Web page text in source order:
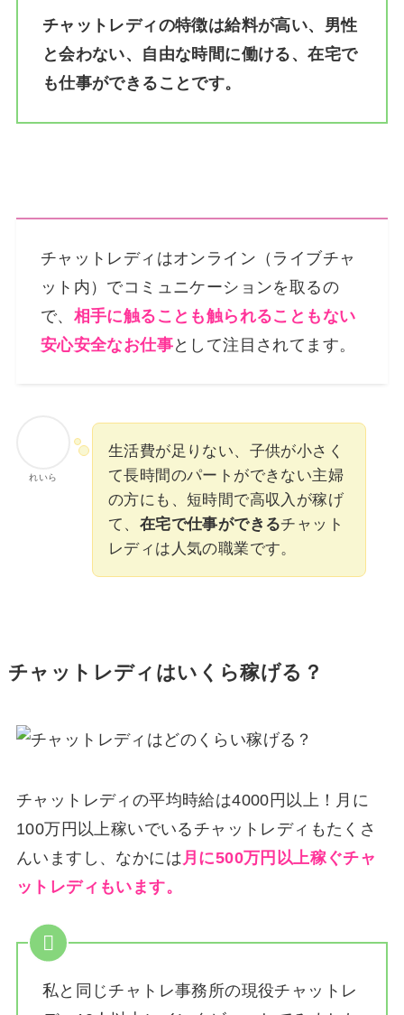
チャットレディの特徴は給料が高い、男性
と会わない、自由な時間に働ける、在宅で
も仕事ができることです。
チャットレディはオンライン（ライブチャ
ット内）でコミュニケーションを取るの
で、 相手に触ることも触られることもない
安心安全なお仕事として注目されてます。
れいら
生活費が足りない、子供が小さく
て長時間のパートができない主婦
の方にも、短時間で高収入が稼げ
て、 在宅で仕事ができるチャット
レディは人気の職業です。
チャットレディはいくら稼げる？
チャットレディの平均時給は4000円以上！月に
100万円以上稼いでいるチャットレディもたくさ
んいますし、なかには月に500万円以上稼ぐチャ
ットレディもいます。
私と同じチャトレ事務所の現役チャットレ